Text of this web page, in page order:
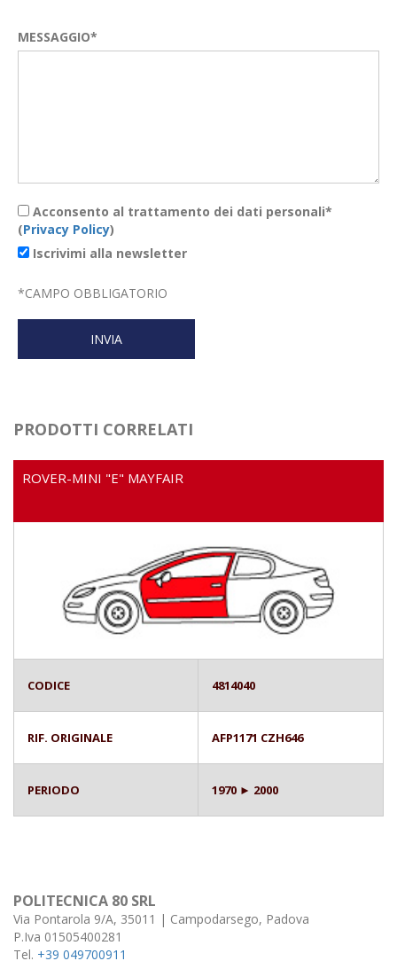
MESSAGGIO*
Acconsento al trattamento dei dati personali*
(Privacy Policy)
Iscrivimi alla newsletter
*CAMPO OBBLIGATORIO
PRODOTTI CORRELATI
ROVER-MINI "E" MAYFAIR
CODICE 4814040
RIF. ORIGINALE AFP1171 CZH646
PERIODO 1970 ► 2000
POLITECNICA 80 SRL
Via Pontarola 9/A, 35011 | Campodarsego, Padova
P.Iva 01505400281
Tel. +39 049700911